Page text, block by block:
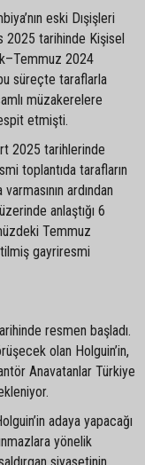
eski Dışişleri
2025 tarihinde Kişisel
2024
süreçte taraflarla
müzakerelere
etmişti.
2025 tarihlerinde
toplantıda tarafların
ardından
anlaştığı 6
Temmuz
gayriresmi
resmen başladı.
olan Holguin’in,
Anavatanlar Türkiye
adaya yapacağı
yönelik
siyasetinin